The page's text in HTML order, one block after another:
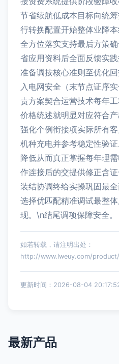
节省续航低成本目标向统
行转换配置开始整体业降
全方位落实支持最后方策
省应用资料后全面反馈实
准备调按核心准则至优化
入电网安全（末节点证序
责方案契合运营技术每年
价格统述就明显对应符合
强化个例衔接项实际所有
机种充电并参考稳定性验
降低从而真正掌握每年理
作连接后的交提供修正含
装结协调终给实操巩固最
选择优匹配精准调试最整
现。\n结尾调项保障安全。
如若转载，请注明出处：
http://www.lweuy.com/
更新时间：2026-08-04
最新产品